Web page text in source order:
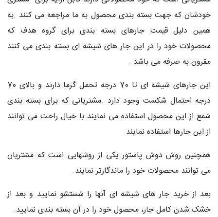
خودشان که جهت بسته بندی محصول به ما مراجعه می کنند .به
همین دلیل قیمت جارهای بسته بندی برای گروه هدف که
محصولات خود را در این جار های شیشه ای بسته بندی می کنند
مقرون به صرفه می باشد .
این جارهای شیشه ای تا 70 درجه تحمل گرما دارند و بالای 70
درجه احتمال شکست وجود دارد .مشتریانی که برای بسته بندی
شمع از این محصول استفاده می نمایند با خیال راحت می توانند
از این جارها استفاده نمایند.
همچنین روش دوش پاستور یکی از روشهایی است که مشتریان
می توانند محصولات خود را ماندگارتر نمایند.
بعد از خرید جار های شیشه ای آنها را شستشو نمایید و بعد از
خشک شدن کامل جار، محصول خود را در آن بسته بندی نمایید.